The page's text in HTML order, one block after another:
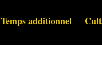
Temps additionnel